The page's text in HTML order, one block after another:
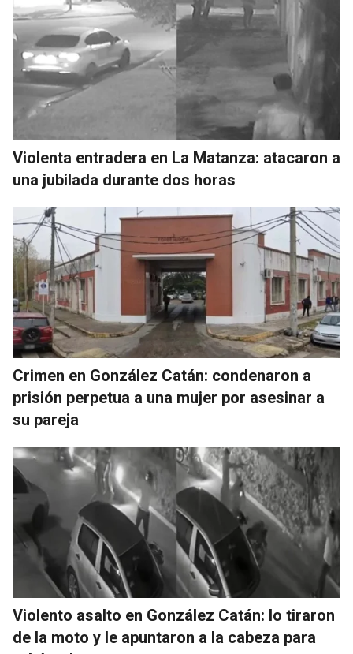
Violenta entradera en La Matanza: atacaron a
una jubilada durante dos horas
Crimen en González Catán: condenaron a
prisión perpetua a una mujer por asesinar a
su pareja
Violento asalto en González Catán: lo tiraron
de la moto y le apuntaron a la cabeza para